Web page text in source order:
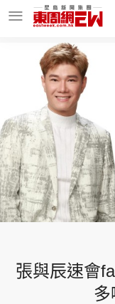
明星名
東周
東周食
玄學靈
張與辰速會
多